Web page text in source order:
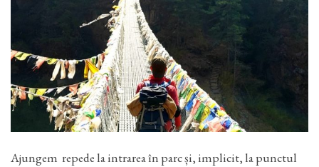
Ajungem repede la intrarea în parc și, implicit, la punctul